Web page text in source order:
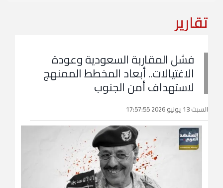
تقارير
فشل المقاربة السعودية وعودة
الاغتيالات.. أبعاد المخطط الممنهج
لاستهداف أمن الجنوب
السبت 13 يونيو 2026 17:57:55